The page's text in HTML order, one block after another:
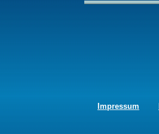
Impressum